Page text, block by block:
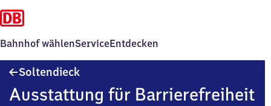
Bahnhof wählenServiceEntdecken
Soltendieck
Ausstattung für Barrierefreiheit